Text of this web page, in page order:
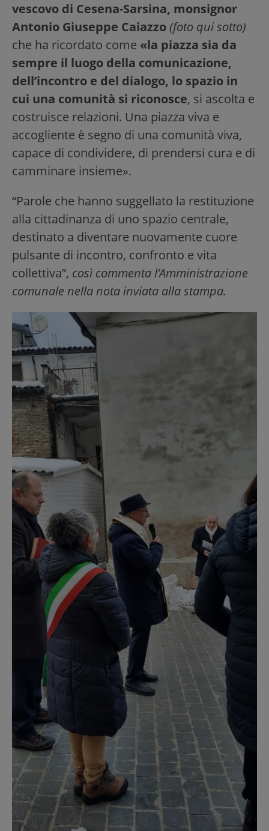
vescovo di Cesena-Sarsina, monsignor
Antonio Giuseppe Caiazzo (foto qui sotto)
che ha ricordato come «la piazza sia da
sempre il luogo della comunicazione,
dell’incontro e del dialogo, lo spazio in
cui una comunità si riconosce, si ascolta e
costruisce relazioni. Una piazza viva e
accogliente è segno di una comunità viva,
capace di condividere, di prendersi cura e di
camminare insieme».
“Parole che hanno suggellato la restituzione
alla cittadinanza di uno spazio centrale,
destinato a diventare nuovamente cuore
pulsante di incontro, confronto e vita
collettiva”, così commenta l’Amministrazione
comunale nella nota inviata alla stampa.